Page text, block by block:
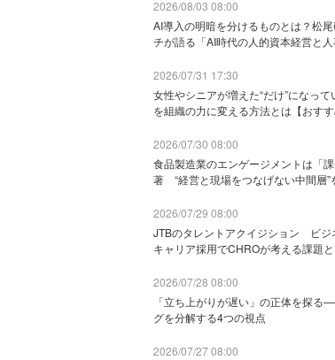
2026/08/03 08:00
AI導入の明暗を分けるものとは？松
チが語る「AI時代の人的資本経営と人
2026/07/31 17:30
女性やシニアが増えた“だけ”になっ
を組織の力に変える方法とは【おすす
2026/07/30 08:00
食品製造業のエンゲージメントは「
著 “経営と現場をつなげない中間層”
2026/07/29 08:00
JTBのタレントアクイジション ビジ
キャリア採用でCHROが考える課題
2026/07/28 08:00
「立ち上がりが遅い」の正体を探
グを分解する4つの視点
2026/07/27 08:00